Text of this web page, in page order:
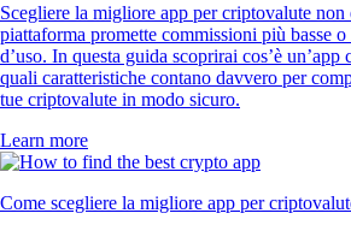
Scegliere la migliore app per criptovalute non
piattaforma promette commissioni più basse
d’uso. In questa guida scoprirai cos’è
quali caratteristiche contano davvero per
tue criptovalute in modo sicuro.
Learn more
Come scegliere la migliore app per